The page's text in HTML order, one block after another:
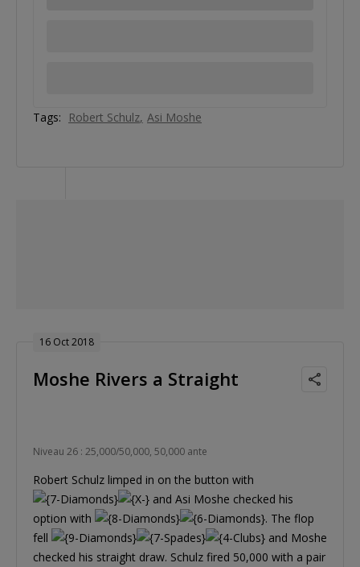
Tags: Robert Schulz Asi Moshe
16 Oct 2018
Moshe Rivers a Straight
Niveau 26 : 25,000/50,000, 50,000 ante
Robert Schulz limped in on the button with
and Asi Moshe checked his
option with
. The flop
fell
and Moshe
checked his straight draw. Schulz fired 50,000 with a pair